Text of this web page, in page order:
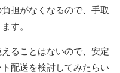
担がなくなるので、手取
す。
ることはないので、安定
配送を検討してみたらい